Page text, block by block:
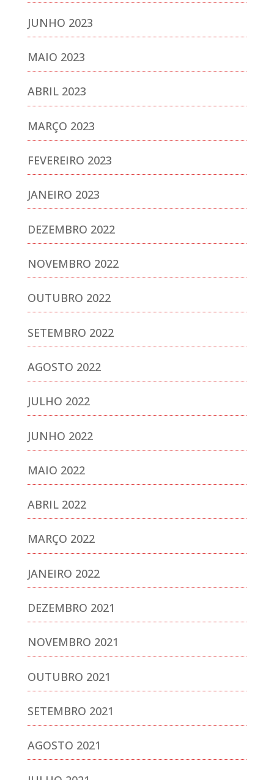
JUNHO 2023
MAIO 2023
ABRIL 2023
MARÇO 2023
FEVEREIRO 2023
JANEIRO 2023
DEZEMBRO 2022
NOVEMBRO 2022
OUTUBRO 2022
SETEMBRO 2022
AGOSTO 2022
JULHO 2022
JUNHO 2022
MAIO 2022
ABRIL 2022
MARÇO 2022
JANEIRO 2022
DEZEMBRO 2021
NOVEMBRO 2021
OUTUBRO 2021
SETEMBRO 2021
AGOSTO 2021